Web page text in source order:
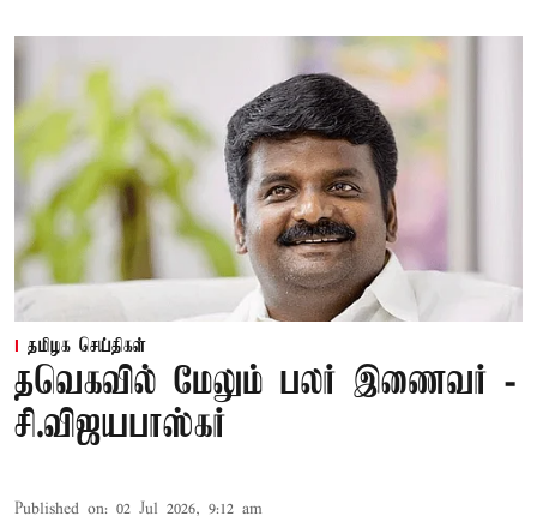
தமிழக செய்திகள்
தவெகவில் மேலும் பலர் இணைவர் -
சி.விஜயபாஸ்கர்
Published on: 02 Jul 2026, 9:12 am